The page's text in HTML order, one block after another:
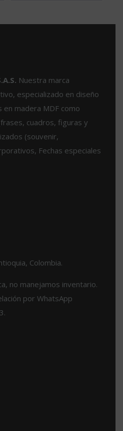
opciones
pueden
elegir
en
la
página
Nuestra marca
especializado en diseño
madera MDF como
cuadros, figuras y
(souvenir,
Fechas especiales
Colombia.
no manejamos inventario.
por WhatsApp